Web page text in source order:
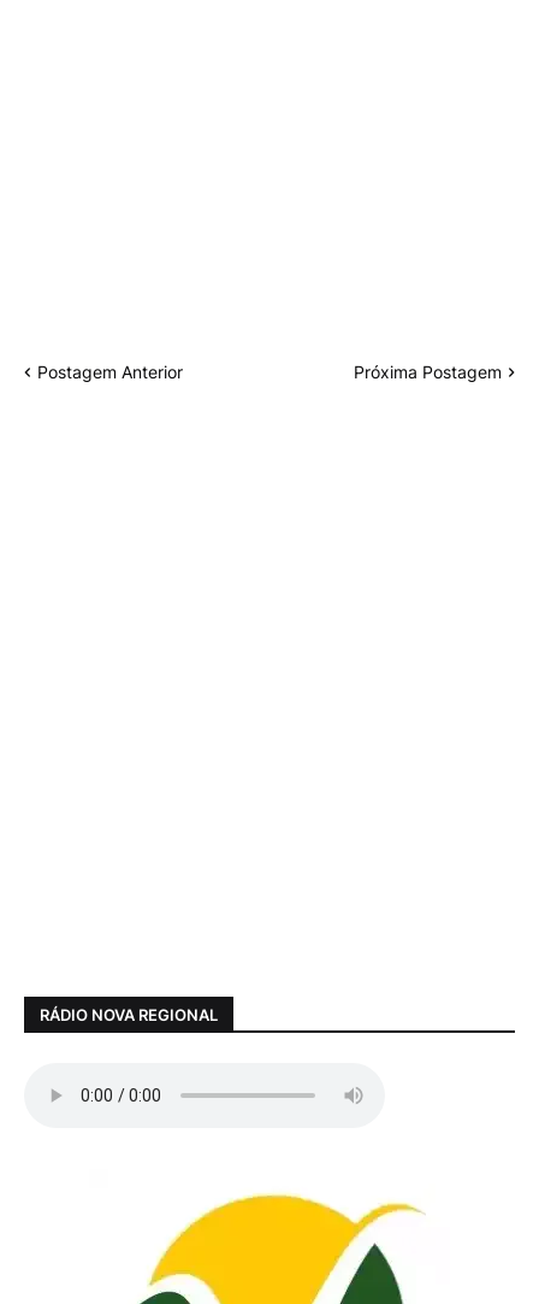
Postagem Anterior Próxima Postagem
RÁDIO NOVA REGIONAL